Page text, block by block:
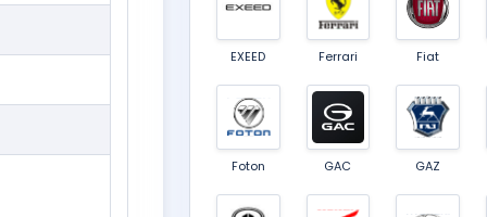
EXEED Ferrari Fiat
Foton GAC GAZ